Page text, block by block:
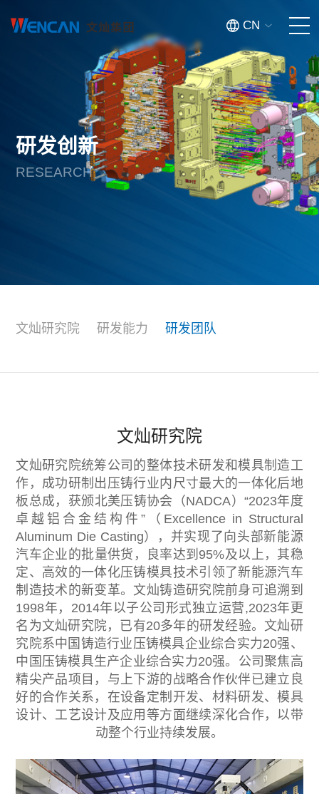
产品中心
投资者关系
联系我们
CN
研发创新
RESEARCH
文灿研究院 研发能力 研发团队
文灿研究院
文灿研究院统筹公司的整体技术研发和模具制造工
作，成功研制出压铸行业内尺寸最大的一体化后地
板总成，获颁北美压铸协会（NADCA）“2023年度
卓越铝合金结构件”（Excellence in Structural
Aluminum Die Casting），并实现了向头部新能源
汽车企业的批量供货，良率达到95%及以上，其稳
定、高效的一体化压铸模具技术引领了新能源汽车
制造技术的新变革。文灿铸造研究院前身可追溯到
1998年，2014年以子公司形式独立运营,2023年更
名为文灿研究院，已有20多年的研发经验。文灿研
究院系中国铸造行业压铸模具企业综合实力20强、
中国压铸模具生产企业综合实力20强。公司聚焦高
精尖产品项目，与上下游的战略合作伙伴已建立良
好的合作关系，在设备定制开发、材料研发、模具
设计、工艺设计及应用等方面继续深化合作，以带
动整个行业持续发展。